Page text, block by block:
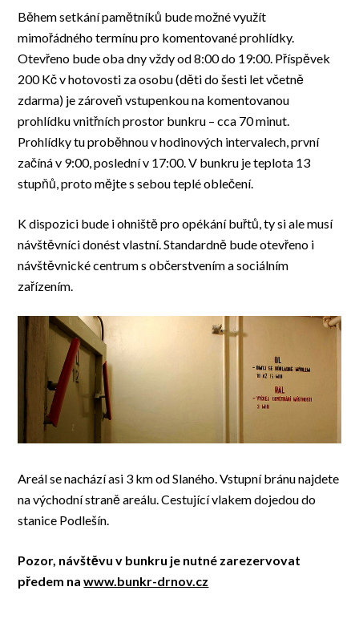
Během setkání pamětníků bude možné využít
mimořádného termínu pro komentované prohlídky.
Otevřeno bude oba dny vždy od 8:00 do 19:00. Příspěvek
200 Kč v hotovosti za osobu (děti do šesti let včetně
zdarma) je zároveň vstupenkou na komentovanou
prohlídku vnitřních prostor bunkru – cca 70 minut.
Prohlídky tu proběhnou v hodinových intervalech, první
začíná v 9:00, poslední v 17:00. V bunkru je teplota 13
stupňů, proto mějte s sebou teplé oblečení.
K dispozici bude i ohniště pro opékání buřtů, ty si ale musí
návštěvníci donést vlastní. Standardně bude otevřeno i
návštěvnické centrum s občerstvením a sociálním
zařízením.
Areál se nachází asi 3 km od Slaného. Vstupní bránu najdete
na východní straně areálu. Cestující vlakem dojedou do
stanice Podlešín.
Pozor, návštěvu v bunkru je nutné zarezervovat
předem nawww.bunkr-drnov.cz